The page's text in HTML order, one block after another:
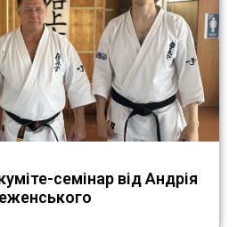
семінар від Андрія